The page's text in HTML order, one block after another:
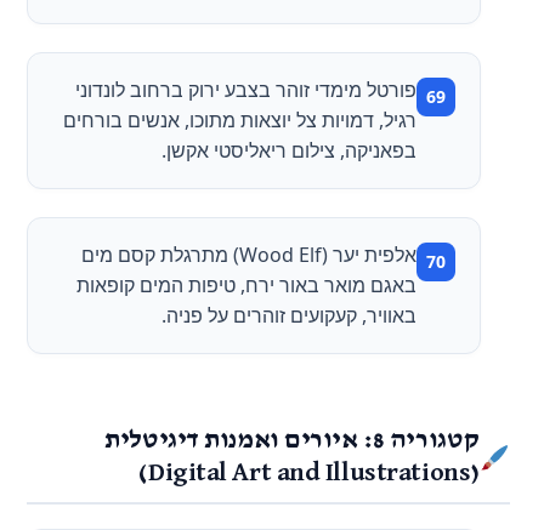
פורטל מימדי זוהר בצבע ירוק ברחוב לונדוני
רגיל, דמויות צל יוצאות מתוכו, אנשים בורחים
בפאניקה, צילום ריאליסטי אקשן.
אלפית יער (Wood Elf) מתרגלת קסם מים
באגם מואר באור ירח, טיפות המים קופאות
באוויר, קעקועים זוהרים על פניה.
קטגוריה 8: איורים ואמנות דיגיטלית
(Digital Art and Illustrations)